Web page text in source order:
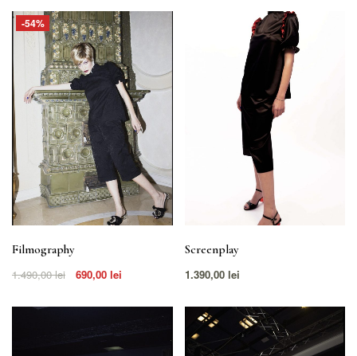
-54%
Filmography
1.490,00lei 690,00lei
Screenplay
1.390,00 lei